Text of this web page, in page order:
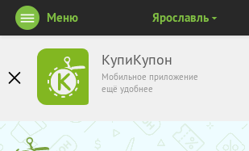
КупиКупон
Мобильное приложение
ещё удобнее
Меню Ярославль